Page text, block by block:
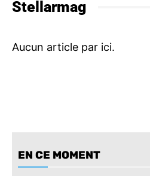
Stellarmag
EN CE MOMENT